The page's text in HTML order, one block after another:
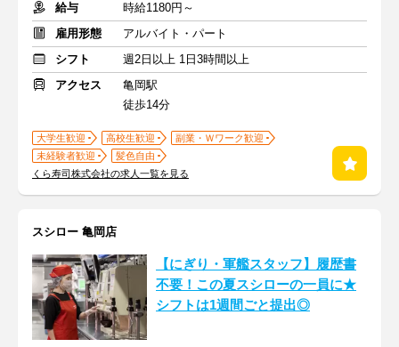
給与
時給1180円～
雇用形態
アルバイト・パート
シフト
週2日以上 1日3時間以上
アクセス
亀岡駅
徒歩14分
大学生歓迎 高校生歓迎
副業・Ｗワーク歓迎
未経験者歓迎
髪色自由
くら寿司株式会社の求人一覧を見る
スシロー 亀岡店
【にぎり・軍艦スタッフ】履歴書
不要！この夏スシローの一員に★
シフトは1週間ごと提出◎